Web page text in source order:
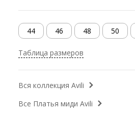
44 46 48 50
Таблица размеров
Вся коллекция Avili
Все Платья миди Avili